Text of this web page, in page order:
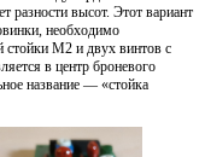
разности высот. Этот вариант
необходимо
стойки M2 и двух винтов с
в центр броневого
название — «стойка